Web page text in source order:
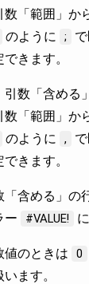
「範囲」か
のように ;
きます。
数「含める
「範囲」か
のように ,
きます。
含める」の
ー
#VALUE!
値のときは 0
ます。